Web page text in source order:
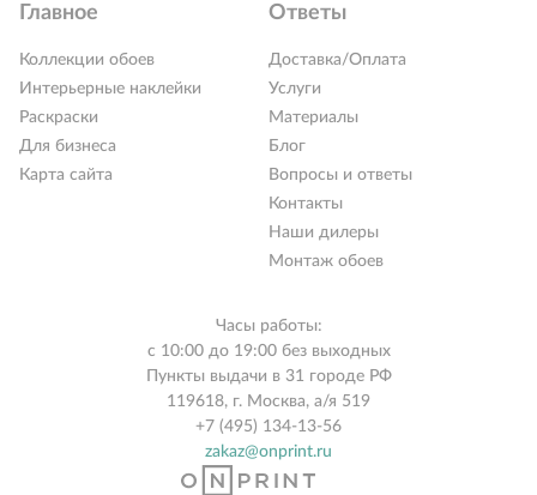
Главное
Коллекции обоев
Интерьерные наклейки
Раскраски
Для бизнеса
Карта сайта
Ответы
Доставка/Оплата
Услуги
Материалы
Блог
Вопросы и ответы
Контакты
Наши дилеры
Монтаж обоев
Часы работы:
с 10:00 до 19:00 без выходных
Пункты выдачи в 31 городе РФ
119618, г. Москва, а/я 519
+7 (495) 134-13-56
zakaz@onprint.ru